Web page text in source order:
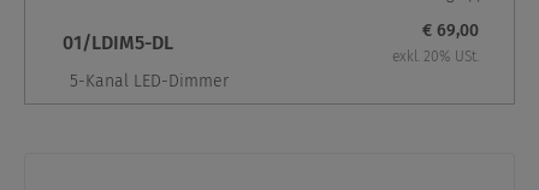
01/LDIM5-DL
5-Kanal LED-Dimmer
€ 69,00
exkl. 20% USt.